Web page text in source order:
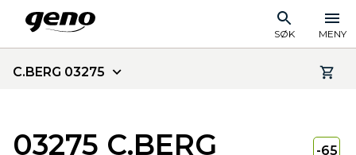
SØK MENY
C.BERG 03275
03275 C.BERG -65